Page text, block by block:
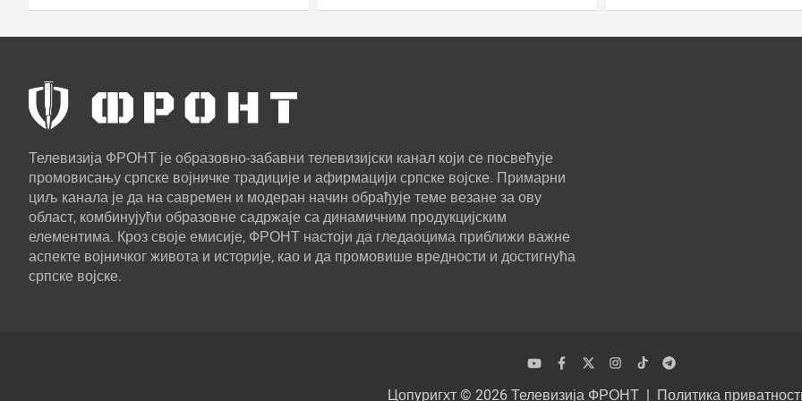
Телевизија ФРОНТ је образовно-забавни телевизијски канал који се посвећује
промовисању српске војничке традиције и афирмацији српске војске. Примарни
циљ канала је да на савремен и модеран начин обрађује теме везане за ову
област, комбинујући образовне садржаје са динамичним продукцијским
елементима. Кроз своје емисије, ФРОНТ настоји да гледаоцима приближи важне
аспекте војничког живота и историје, као и да промовише вредности и достигнућа
српске војске.
Цопyригхт © 2026 Телевизија ФРОНТ Политика